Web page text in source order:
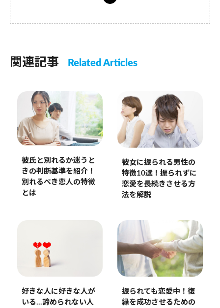
関連記事 Related Articles
彼氏と別れるか迷うと
きの判断基準を紹介！
別れるべき恋人の特徴
とは
彼女に振られる男性の
特徴10選！振られずに
恋愛を長続きさせる方
法を解説
好きな人に好きな人が
いる…諦められない人
振られても恋愛中！復
縁を成功させるための